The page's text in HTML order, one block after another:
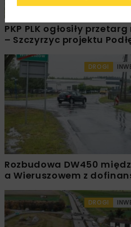
PKP PLK ogłosiły
– Szczyrzyc projektu
DROGI
Rozbudowa DW450
a Wieruszowem z
DROGI